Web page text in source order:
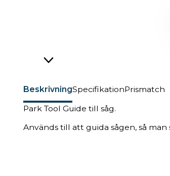
BeskrivningSpecifikationPrismatch
Park Tool Guide till såg.
Används till att guida sågen, så